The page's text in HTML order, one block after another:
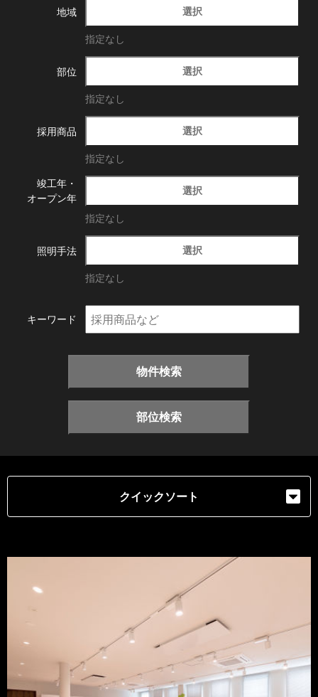
地域 選択
指定なし
部位 選択
指定なし
採用商品 選択
指定なし
竣工年・
オープン年
選択
指定なし
照明手法 選択
指定なし
キーワード
物件検索
部位検索
クイックソート